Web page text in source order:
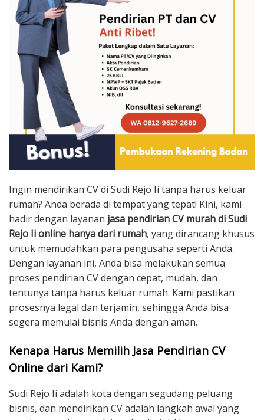
Ingin mendirikan CV di Sudi Rejo Ii tanpa harus keluar
rumah? Anda berada di tempat yang tepat! Kini, kami
hadir dengan layanan jasa pendirian CV murah di Sudi
Rejo Ii online hanya dari rumah, yang dirancang khusus
untuk memudahkan para pengusaha seperti Anda.
Dengan layanan ini, Anda bisa melakukan semua
proses pendirian CV dengan cepat, mudah, dan
tentunya tanpa harus keluar rumah. Kami pastikan
prosesnya legal dan terjamin, sehingga Anda bisa
segera memulai bisnis Anda dengan aman.
Kenapa Harus Memilih Jasa Pendirian CV
Online dari Kami?
Sudi Rejo Ii adalah kota dengan segudang peluang
bisnis, dan mendirikan CV adalah langkah awal yang